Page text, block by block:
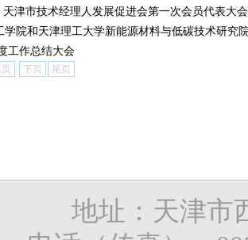
津市技术经理人发展促进会第一次会员代表大
学院和天津理工大学新能源材料与低碳技术研究
工作总结大会
页 下页 尾页
地址：天津市